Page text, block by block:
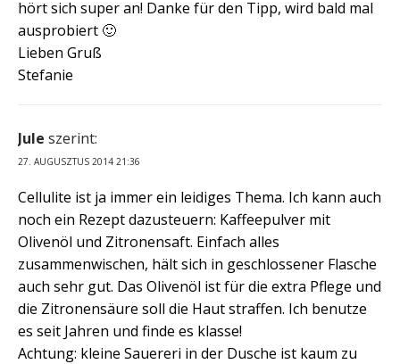
hört sich super an! Danke für den Tipp, wird bald mal
ausprobiert 🙂
Lieben Gruß
Stefanie
Jule szerint:
27. AUGUSZTUS 2014 21:36
Cellulite ist ja immer ein leidiges Thema. Ich kann auch
noch ein Rezept dazusteuern: Kaffeepulver mit
Olivenöl und Zitronensaft. Einfach alles
zusammenwischen, hält sich in geschlossener Flasche
auch sehr gut. Das Olivenöl ist für die extra Pflege und
die Zitronensäure soll die Haut straffen. Ich benutze
es seit Jahren und finde es klasse!
Achtung: kleine Sauereri in der Dusche ist kaum zu